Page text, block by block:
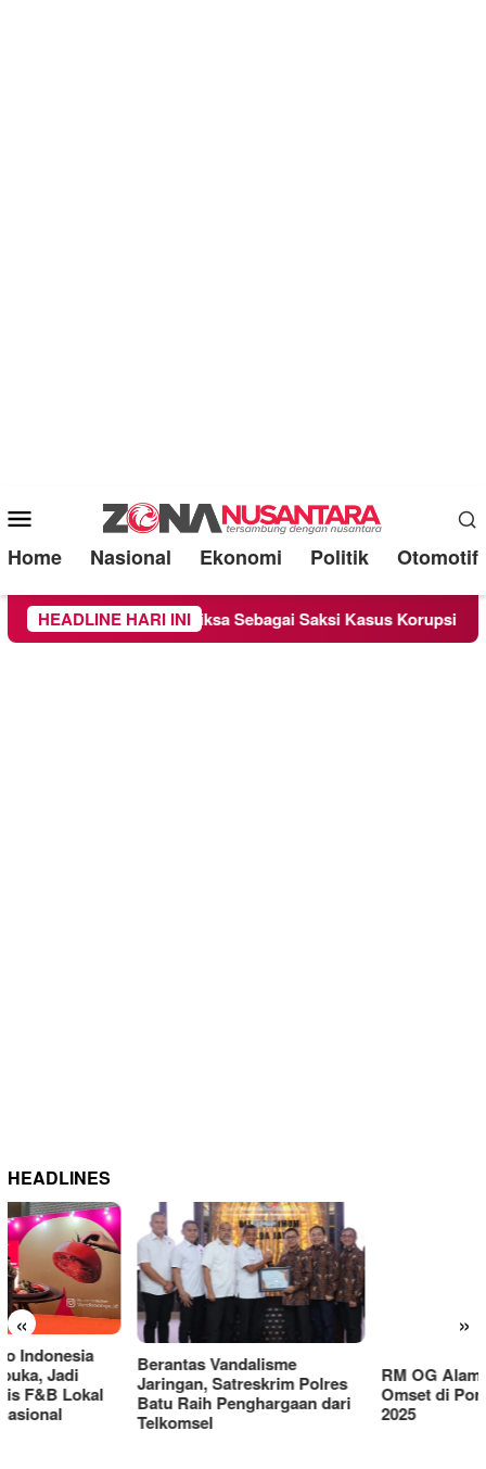
Mobile
Menu
Home Nasional Ekonomi Politik Otomotif
HEADLINE HARI INI
Chandra Diperiksa Sebagai Saksi Kasus Korupsi Bibit
HEADLINES
« »
Berantas Vandalisme
Jaringan, Satreskrim Polres
Batu Raih Penghargaan dari
Telkomsel
RM OG Alami Kenaikan
Omset di Porprov IX Jatim
2025